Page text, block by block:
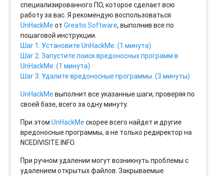
специализированного ПО, которое сделает всю
работу за вас. Я рекомендую воспользоваться
UnHackMeотGreatis Software, выполнив все по
пошаговой инструкции.
Шаг 1. Установите UnHackMe. (1 минута)
Шаг 2. Запустите поиск вредоносных программ в
UnHackMe. (1 минута)
Шаг 3. Удалите вредоносные программы. (3 минуты)
UnHackMeвыполнит все указанные шаги, проверяя по
своей базе, всего за одну минуту.
При этомUnHackMeскорее всего найдет и другие
вредоносные программы, а не только редиректор на
NCEDIVISITE.INFO.
При ручном удалении могут возникнуть проблемы с
удалением открытых файлов. Закрываемые